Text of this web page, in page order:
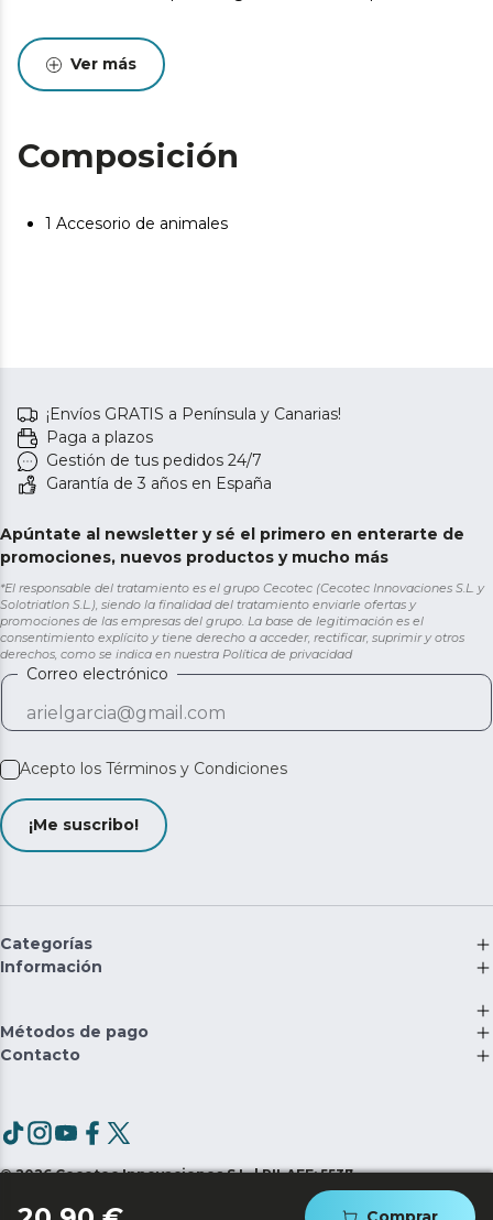
Ver más
Composición
1 Accesorio de animales
¡Envíos GRATIS a Península y Canarias!
Paga a plazos
Gestión de tus pedidos 24/7
Garantía de 3 años en España
Apúntate al newsletter y sé el primero en enterarte de
promociones, nuevos productos y mucho más
*El responsable del tratamiento es el grupo Cecotec (Cecotec Innovaciones S.L. y
Solotriatlon S.L.), siendo la finalidad del tratamiento enviarle ofertas y
promociones de las empresas del grupo. La base de legitimación es el
consentimiento explícito y tiene derecho a acceder, rectificar, suprimir y otros
derechos, como se indica en nuestra Política de privacidad
Correo electrónico
Acepto los Términos y Condiciones
¡Me suscribo!
Categorías
Información
Métodos de pago
Contacto
©2026 Cecotec Innovaciones S.L. | RII-AEE: 5537